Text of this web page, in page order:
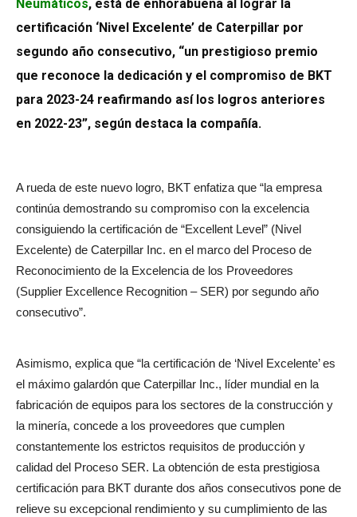
Neumáticos, está de enhorabuena al lograr la
certificación ‘Nivel Excelente’ de Caterpillar por
segundo año consecutivo, “un prestigioso premio
que reconoce la dedicación y el compromiso de BKT
para 2023-24 reafirmando así los logros anteriores
en 2022-23”, según destaca la compañía.
A rueda de este nuevo logro, BKT enfatiza que “la empresa
continúa demostrando su compromiso con la excelencia
consiguiendo la certificación de “Excellent Level” (Nivel
Excelente) de Caterpillar Inc. en el marco del Proceso de
Reconocimiento de la Excelencia de los Proveedores
(Supplier Excellence Recognition – SER) por segundo año
consecutivo”.
Asimismo, explica que “la certificación de ‘Nivel Excelente’ es
el máximo galardón que Caterpillar Inc., líder mundial en la
fabricación de equipos para los sectores de la construcción y
la minería, concede a los proveedores que cumplen
constantemente los estrictos requisitos de producción y
calidad del Proceso SER. La obtención de esta prestigiosa
certificación para BKT durante dos años consecutivos pone de
relieve su excepcional rendimiento y su cumplimiento de las